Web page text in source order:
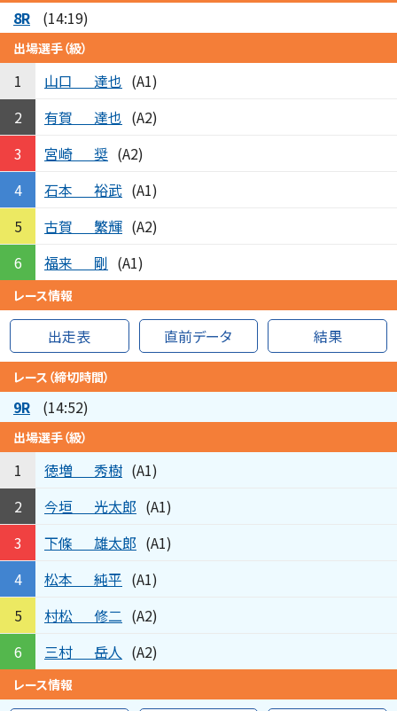
8R (14:19)
出場選手（級）
1 山口 達也 (A1)
2
有賀 達也 (A2)
3
宮崎 奨 (A2)
4
石本 裕武 (A1)
5
古賀 繁輝 (A2)
6
福来 剛 (A1)
レース情報
出走表 直前データ 結果
レース（締切時間）
9R (14:52)
出場選手（級）
1 徳増 秀樹 (A1)
2
今垣 光太郎 (A1)
3
下條 雄太郎 (A1)
4
松本 純平 (A1)
5
村松 修二 (A2)
6
三村 岳人 (A2)
レース情報